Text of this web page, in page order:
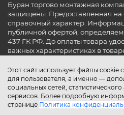
Этот сайт использует файлы
для пользователя, а именно —
социальных сетей,
сервисов. Более подробную
странице Политика
Буран торгово монтажная
защищены. Предоставленная на
справочный характер.
публичной офертой,
437 ГК РФ. До оплаты товара
важных характеристиках в